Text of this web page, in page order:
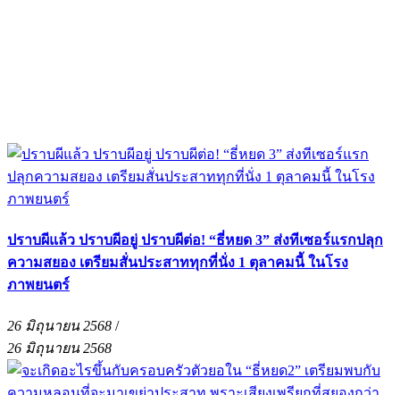
ปราบผีแล้ว ปราบผีอยู่ ปราบผีต่อ! “ธี่หยด 3” ส่งทีเซอร์แรกปลุก
ความสยอง เตรียมสั่นประสาททุกที่นั่ง 1 ตุลาคมนี้ ในโรง
ภาพยนตร์
26 มิถุนายน 2568 /
26 มิถุนายน 2568